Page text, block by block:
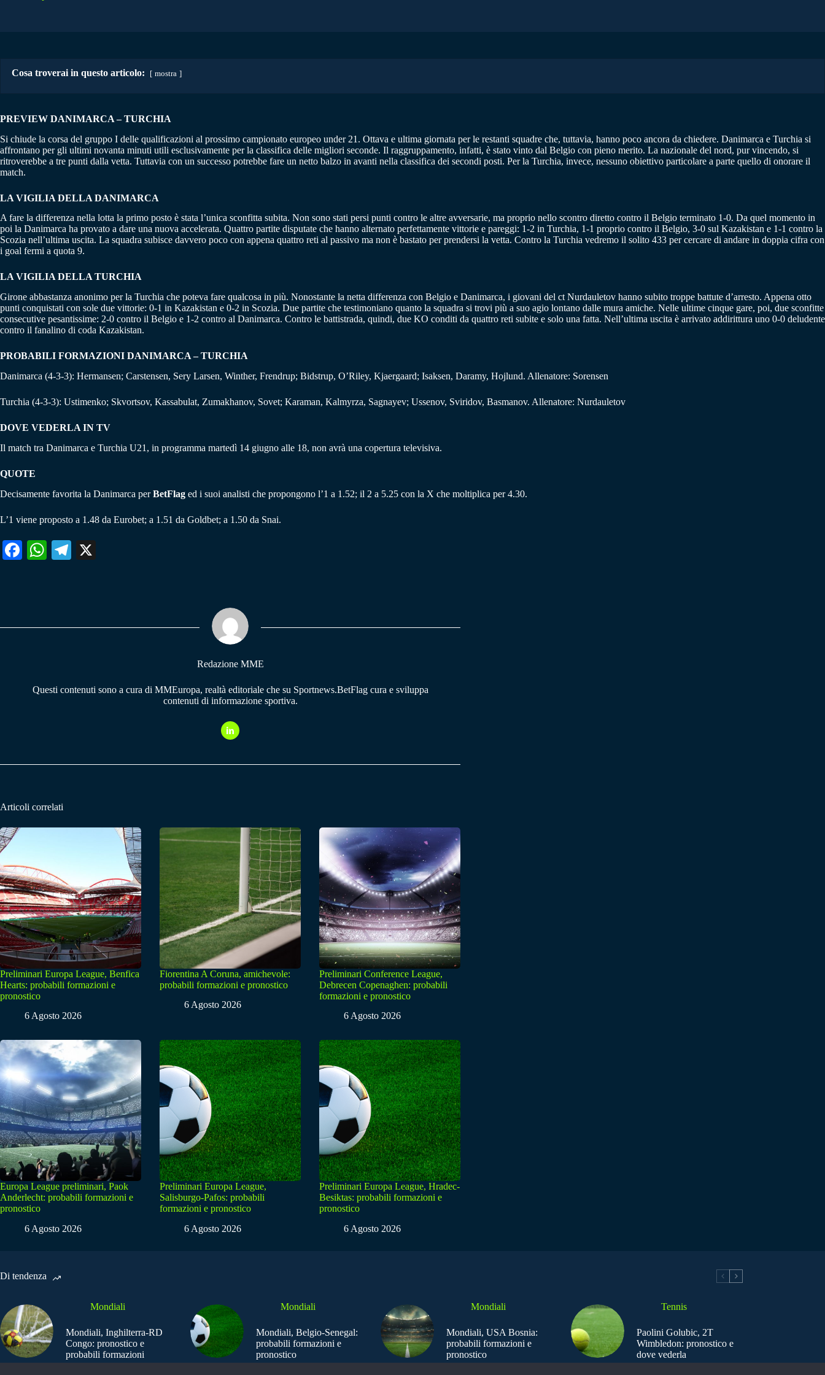
Cosa troverai in questo articolo: mostra
PREVIEW DANIMARCA – TURCHIA
Si chiude la corsa del gruppo I delle qualificazioni al prossimo campionato europeo under 21. Ottava e ultima giornata per le restanti squadre che, tuttavia, hanno poco ancora da chiedere. Danimarca e Turchia si
affrontano per gli ultimi novanta minuti utili esclusivamente per la classifica delle migliori seconde. Il raggruppamento, infatti, è stato vinto dal Belgio con pieno merito. La nazionale del nord, pur vincendo, si
ritroverebbe a tre punti dalla vetta. Tuttavia con un successo potrebbe fare un netto balzo in avanti nella classifica dei secondi posti. Per la Turchia, invece, nessuno obiettivo particolare a parte quello di onorare il
match.
LA VIGILIA DELLA DANIMARCA
A fare la differenza nella lotta la primo posto è stata l’unica sconfitta subita. Non sono stati persi punti contro le altre avversarie, ma proprio nello scontro diretto contro il Belgio terminato 1-0. Da quel momento in
poi la Danimarca ha provato a dare una nuova accelerata. Quattro partite disputate che hanno alternato perfettamente vittorie e pareggi: 1-2 in Turchia, 1-1 proprio contro il Belgio, 3-0 sul Kazakistan e 1-1 contro la
Scozia nell’ultima uscita. La squadra subisce davvero poco con appena quattro reti al passivo ma non è bastato per prendersi la vetta. Contro la Turchia vedremo il solito 433 per cercare di andare in doppia cifra con
i goal fermi a quota 9.
LA VIGILIA DELLA TURCHIA
Girone abbastanza anonimo per la Turchia che poteva fare qualcosa in più. Nonostante la netta differenza con Belgio e Danimarca, i giovani del ct Nurdauletov hanno subito troppe battute d’arresto. Appena otto
punti conquistati con sole due vittorie: 0-1 in Kazakistan e 0-2 in Scozia. Due partite che testimoniano quanto la squadra si trovi più a suo agio lontano dalle mura amiche. Nelle ultime cinque gare, poi, due sconfitte
consecutive pesantissime: 2-0 contro il Belgio e 1-2 contro al Danimarca. Contro le battistrada, quindi, due KO conditi da quattro reti subite e solo una fatta. Nell’ultima uscita è arrivato addirittura uno 0-0 deludente
contro il fanalino di coda Kazakistan.
PROBABILI FORMAZIONI DANIMARCA – TURCHIA
Danimarca (4-3-3): Hermansen; Carstensen, Sery Larsen, Winther, Frendrup; Bidstrup, O’Riley, Kjaergaard; Isaksen, Daramy, Hojlund. Allenatore: Sorensen
Turchia (4-3-3): Ustimenko; Skvortsov, Kassabulat, Zumakhanov, Sovet; Karaman, Kalmyrza, Sagnayev; Ussenov, Sviridov, Basmanov. Allenatore: Nurdauletov
DOVE VEDERLA IN TV
Il match tra Danimarca e Turchia U21, in programma martedì 14 giugno alle 18, non avrà una copertura televisiva.
QUOTE
Decisamente favorita la Danimarca perBetFlag ed i suoi analisti che propongono l’1 a 1.52; il 2 a 5.25 con la X che moltiplica per 4.30.
L’1 viene proposto a 1.48 da Eurobet; a 1.51 da Goldbet; a 1.50 da Snai.
Fa W
pp
Te
m
Redazione MME
Questi contenuti sono a cura di MMEuropa, realtà editoriale che su Sportnews.BetFlag cura e sviluppa
contenuti di informazione sportiva.
Articoli correlati
Preliminari Europa League, Benfica
Hearts: probabili formazioni e
pronostico
6 Agosto 2026
Fiorentina A Coruna, amichevole:
probabili formazioni e pronostico
6 Agosto 2026
Preliminari Conference League,
Debrecen Copenaghen: probabili
formazioni e pronostico
6 Agosto 2026
Europa League preliminari, Paok
Anderlecht: probabili formazioni e
pronostico
6 Agosto 2026
Preliminari Europa League,
Salisburgo-Pafos: probabili
formazioni e pronostico
6 Agosto 2026
Preliminari Europa League, Hradec-
Besiktas: probabili formazioni e
pronostico
6 Agosto 2026
Di tendenza
Mondiali
Mondiali, Inghilterra-RD
Congo: pronostico e
probabili formazioni
Mondiali
Mondiali, Belgio-Senegal:
probabili formazioni e
pronostico
Mondiali
Mondiali, USA Bosnia:
probabili formazioni e
pronostico
Tennis
Paolini Golubic, 2T
Wimbledon: pronostico e
dove vederla